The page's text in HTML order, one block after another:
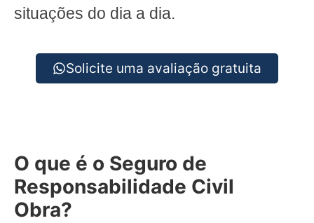
situações do dia a dia.
Solicite uma avaliação gratuita
O que é o Seguro de
Responsabilidade Civil
Obra?